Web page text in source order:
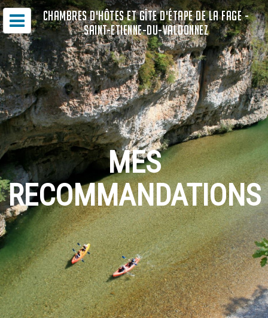
CHAMBRES D'HÔTES ET GÎTE D'ÉTAPE DE LA FAGE -
SAINT-ETIENNE-DU-VALDONNEZ
MES
RECOMMANDATIONS